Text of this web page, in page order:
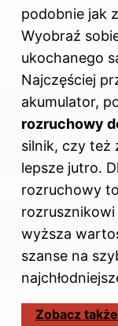
podobnie jak
Wyobraź
ukochanego
Najczęściej
akumulator,
rozruchowy
silnik, czy też
lepsze jutro.
rozruchowy
wyższa
szanse na
Zobacz